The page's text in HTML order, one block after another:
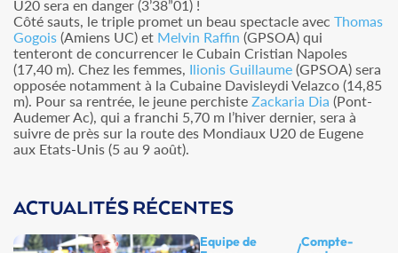
U20 sera en danger (3’38”01) !
Côté sauts, le triple promet un beau spectacle avec Thomas
Gogois (Amiens UC) et Melvin Raffin (GPSOA) qui
tenteront de concurrencer le Cubain Cristian Napoles
(17,40 m). Chez les femmes, Ilionis Guillaume (GPSOA) sera
opposée notamment à la Cubaine Davisleydi Velazco (14,85
m). Pour sa rentrée, le jeune perchiste Zackaria Dia (Pont-
Audemer Ac), qui a franchi 5,70 m l’hiver dernier, sera à
suivre de près sur la route des Mondiaux U20 de Eugene
aux Etats-Unis (5 au 9 août).
ACTUALITÉS RÉCENTES
Equipe de
/Compte-